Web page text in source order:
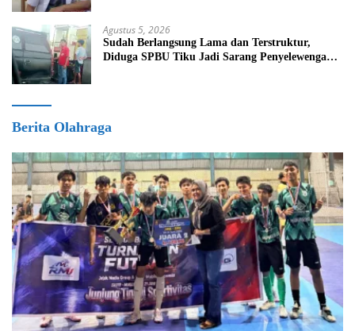
Agustus 5, 2026
Sudah Berlangsung Lama dan Terstruktur,
Diduga SPBU Tiku Jadi Sarang Penyelewengan
Berita Olahraga